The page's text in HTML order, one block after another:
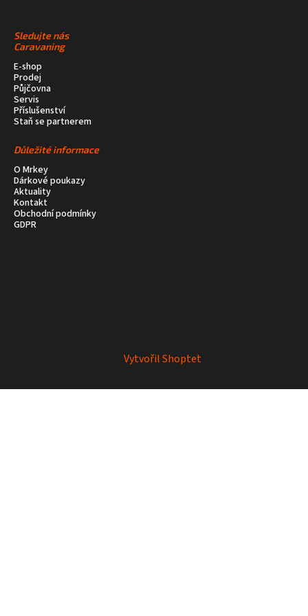
Sledujte nás
Caravaning
E-shop
Prodej
Půjčovna
Servis
Příslušenství
Staň se partnerem
Důležité informace
O Mrkey
Dárkové poukazy
Aktuality
Kontakt
Obchodní podmínky
GDPR
Vytvořil Shoptet